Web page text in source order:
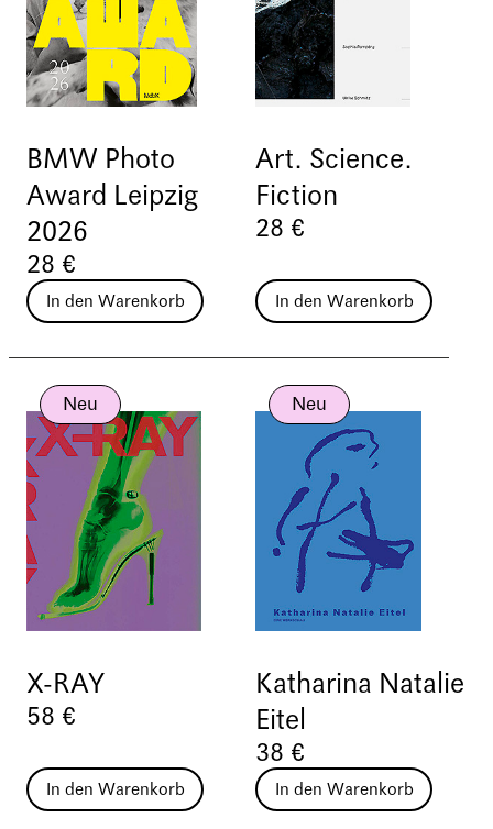
BMW Photo
Award Leipzig
2026
28 €
In den Warenkorb
Art. Science.
Fiction
28 €
In den Warenkorb
X-RAY
Neu
58 €
In den Warenkorb
Katharina Natalie
Eitel
Neu
38 €
In den Warenkorb